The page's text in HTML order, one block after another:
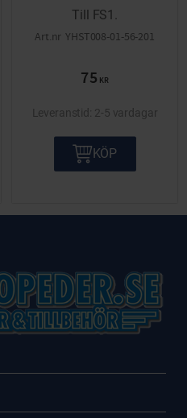
Till FS1.
YHST008-01-56-201
75 KR
2-5 vardagar
KÖP